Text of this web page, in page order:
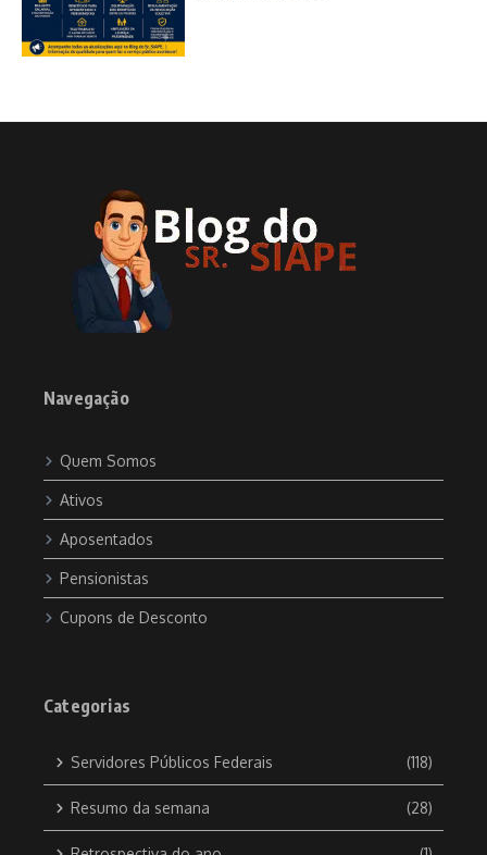
Navegação
Quem Somos
Ativos
Aposentados
Pensionistas
Cupons de Desconto
Categorias
Servidores Públicos Federais (118)
Resumo da semana (28)